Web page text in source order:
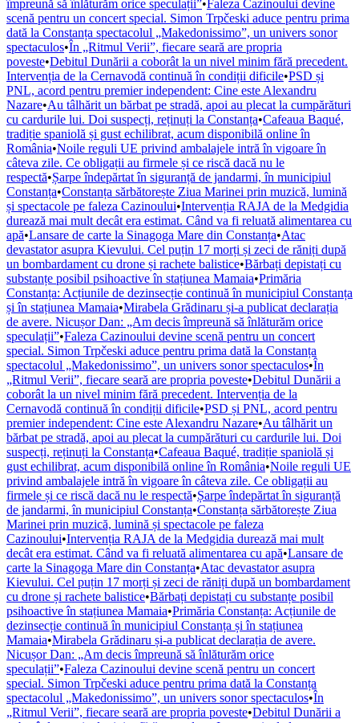
împreună să înlăturăm orice speculații”•Faleza Cazinoului devine
scenă pentru un concert special. Simon Trpčeski aduce pentru prima
dată la Constanța spectacolul „Makedonissimo”, un univers sonor
spectaculos•În „Ritmul Verii”, fiecare seară are propria
poveste•Debitul Dunării a coborât la un nivel minim fără precedent.
Intervenția de la Cernavodă continuă în condiții dificile•PSD și
PNL, acord pentru premier independent: Cine este Alexandru
Nazare•Au tâlhărit un bărbat pe stradă, apoi au plecat la cumpărături
cu cardurile lui. Doi suspecți, reținuți la Constanța•Cafeaua Baqué,
tradiție spaniolă și gust echilibrat, acum disponibilă online în
România•Noile reguli UE privind ambalajele intră în vigoare în
câteva zile. Ce obligații au firmele și ce riscă dacă nu le
respectă•Șarpe îndepărtat în siguranță de jandarmi, în municipiul
Constanța•Constanța sărbătorește Ziua Marinei prin muzică, lumină
și spectacole pe faleza Cazinoului•Intervenția RAJA de la Medgidia
durează mai mult decât era estimat. Când va fi reluată alimentarea cu
apă•Lansare de carte la Sinagoga Mare din Constanța•Atac
devastator asupra Kievului. Cel puțin 17 morți și zeci de răniți după
un bombardament cu drone și rachete balistice•Bărbați depistați cu
substanțe posibil psihoactive în stațiunea Mamaia•Primăria
Constanța: Acțiunile de dezinsecție continuă în municipiul Constanța
și în stațiunea Mamaia•Mirabela Grădinaru și-a publicat declarația
de avere. Nicușor Dan: „Am decis împreună să înlăturăm orice
speculații”•Faleza Cazinoului devine scenă pentru un concert
special. Simon Trpčeski aduce pentru prima dată la Constanța
spectacolul „Makedonissimo”, un univers sonor spectaculos•În
„Ritmul Verii”, fiecare seară are propria poveste•Debitul Dunării a
coborât la un nivel minim fără precedent. Intervenția de la
Cernavodă continuă în condiții dificile•PSD și PNL, acord pentru
premier independent: Cine este Alexandru Nazare•Au tâlhărit un
bărbat pe stradă, apoi au plecat la cumpărături cu cardurile lui. Doi
suspecți, reținuți la Constanța•Cafeaua Baqué, tradiție spaniolă și
gust echilibrat, acum disponibilă online în România•Noile reguli UE
privind ambalajele intră în vigoare în câteva zile. Ce obligații au
firmele și ce riscă dacă nu le respectă•Șarpe îndepărtat în siguranță
de jandarmi, în municipiul Constanța•Constanța sărbătorește Ziua
Marinei prin muzică, lumină și spectacole pe faleza
Cazinoului•Intervenția RAJA de la Medgidia durează mai mult
decât era estimat. Când va fi reluată alimentarea cu apă•Lansare de
carte la Sinagoga Mare din Constanța•Atac devastator asupra
Kievului. Cel puțin 17 morți și zeci de răniți după un bombardament
cu drone și rachete balistice•Bărbați depistați cu substanțe posibil
psihoactive în stațiunea Mamaia•Primăria Constanța: Acțiunile de
dezinsecție continuă în municipiul Constanța și în stațiunea
Mamaia•Mirabela Grădinaru și-a publicat declarația de avere.
Nicușor Dan: „Am decis împreună să înlăturăm orice
speculații”•Faleza Cazinoului devine scenă pentru un concert
special. Simon Trpčeski aduce pentru prima dată la Constanța
spectacolul „Makedonissimo”, un univers sonor spectaculos•În
„Ritmul Verii”, fiecare seară are propria poveste•Debitul Dunării a